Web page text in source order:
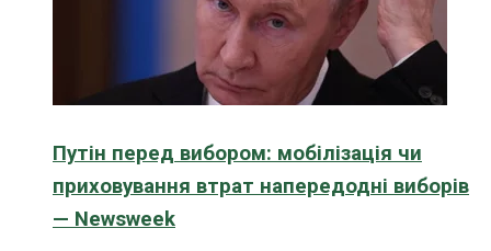
Путін перед вибором: мобілізація чи
приховування втрат напередодні виборів
— Newsweek